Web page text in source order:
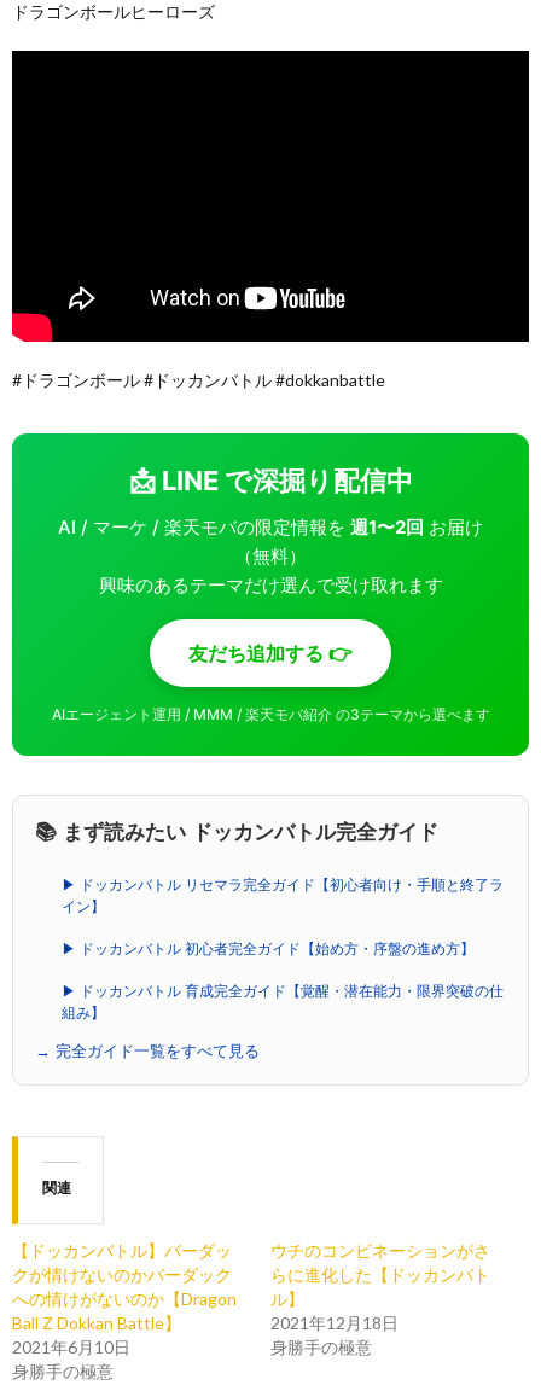
ドラゴンボールヒーローズ
#ドラゴンボール #ドッカンバトル #dokkanbattle
📩 LINE で深掘り配信中
AI / マーケ / 楽天モバの限定情報を 週1〜2回 お届け
（無料）
興味のあるテーマだけ選んで受け取れます
友だち追加する 👉
AIエージェント運用 / MMM / 楽天モバ紹介 の3テーマから選べます
📚 まず読みたい ドッカンバトル完全ガイド
▶ ドッカンバトル リセマラ完全ガイド【初心者向け・手順と終了ラ
イン】
▶ ドッカンバトル 初心者完全ガイド【始め方・序盤の進め方】
▶ ドッカンバトル 育成完全ガイド【覚醒・潜在能力・限界突破の仕
組み】
→ 完全ガイド一覧をすべて見る
関連
【ドッカンバトル】バーダッ
クが情けないのかバーダック
への情けがないのか【Dragon
Ball Z Dokkan Battle】
2021年6月10日
身勝手の極意
ウチのコンビネーションがさ
らに進化した【ドッカンバト
ル】
2021年12月18日
身勝手の極意